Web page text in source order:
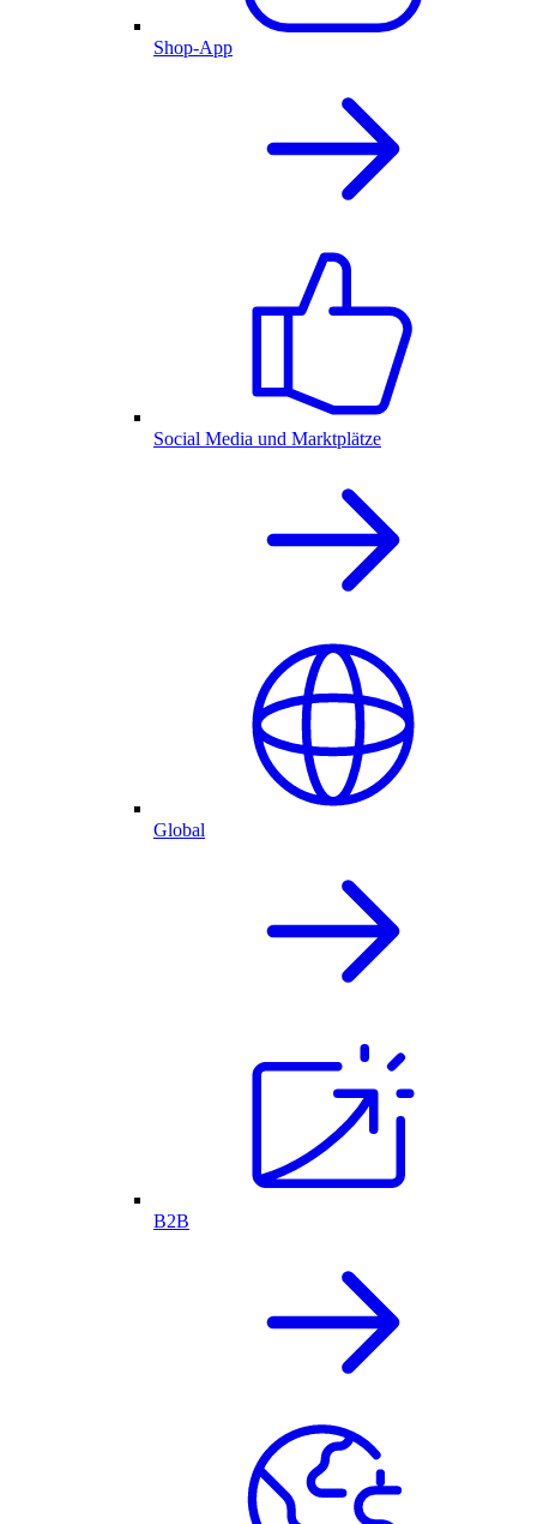
Shop-App
Social Media und Marktplätze
Global
B2B